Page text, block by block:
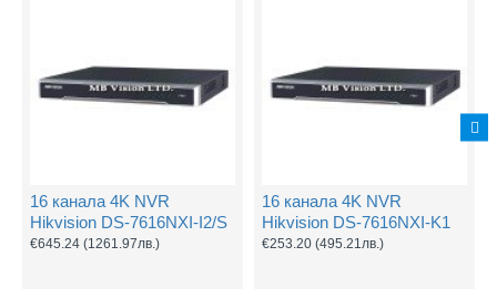
16 канала 4K NVR
Hikvision DS-7616NXI-I2/S
€645.24 (1261.97лв.)
16 канала 4K NVR
Hikvision DS-7616NXI-K1
€253.20 (495.21лв.)